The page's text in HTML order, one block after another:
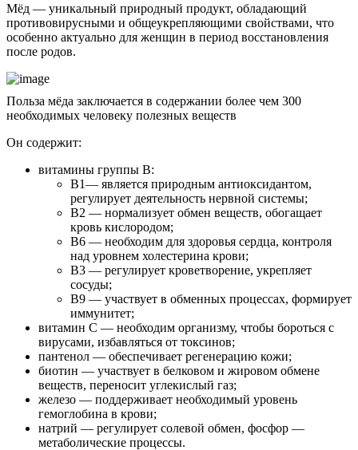
Мёд — уникальный природный продукт, обладающий
противовирусными и общеукрепляющими свойствами, что
особенно актуально для женщин в период восстановления
после родов.
Польза мёда заключается в содержании более чем 300
необходимых человеку полезных веществ
Он содержит:
витамины группы В:
В1— является природным антиоксидантом,
регулирует деятельность нервной системы;
В2 — нормализует обмен веществ, обогащает
кровь кислородом;
В6 — необходим для здоровья сердца, контроля
над уровнем холестерина крови;
В3 — регулирует кроветворение, укрепляет
сосуды;
В9 — участвует в обменных процессах, формирует
иммунитет;
витамин С — необходим организму, чтобы бороться с
вирусами, избавляться от токсинов;
пантенол — обеспечивает регенерацию кожи;
биотин — участвует в белковом и жировом обмене
веществ, переносит углекислый газ;
железо — поддерживает необходимый уровень
гемоглобина в крови;
натрий — регулирует солевой обмен, фосфор —
метаболические процессы.